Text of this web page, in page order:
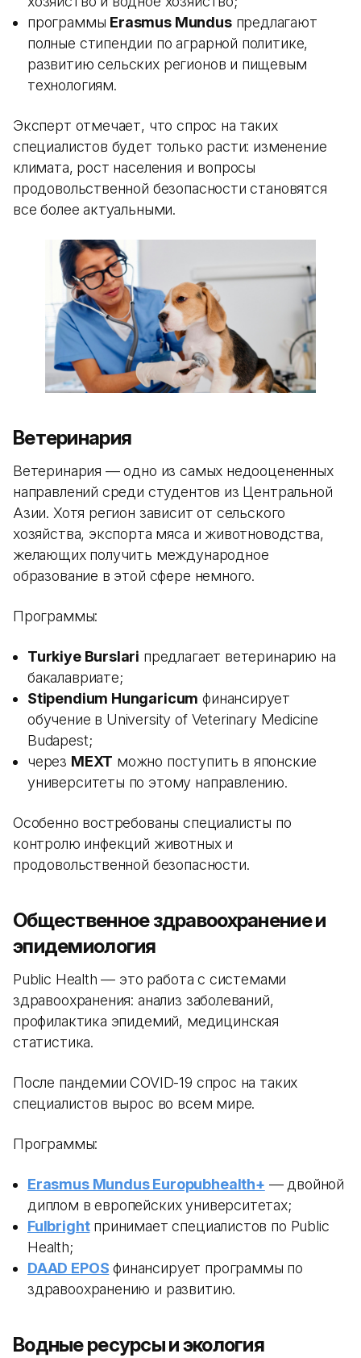
программы Erasmus Mundusпредлагают
полные стипендии по аграрной политике,
развитию сельских регионов и пищевым
технологиям.
Эксперт отмечает, что спрос на таких
специалистов будет только расти: изменение
климата, рост населения и вопросы
продовольственной безопасности становятся
все более актуальными.
Ветеринария
Ветеринария — одно из самых недооцененных
направлений среди студентов из Центральной
Азии. Хотя регион зависит от сельского
хозяйства, экспорта мяса и животноводства,
желающих получить международное
образование в этой сфере немного.
Программы:
Turkiye Burslari предлагает ветеринарию на
бакалавриате;
Stipendium Hungaricum финансирует
обучение в University of Veterinary Medicine
Budapest;
через MEXT можно поступить в японские
университеты по этому направлению.
Особенно востребованы специалисты по
контролю инфекций животных и
продовольственной безопасности.
Общественное здравоохранение и
эпидемиология
Public Health — это работа с системами
здравоохранения: анализ заболеваний,
профилактика эпидемий, медицинская
статистика.
После пандемии COVID-19 спрос на таких
специалистов вырос во всем мире.
Программы:
Erasmus Mundus Europubhealth+ — двойной
диплом в европейских университетах;
Fulbrightпринимает специалистов по Public
Health;
DAAD EPOS финансирует программы по
здравоохранению и развитию.
Водные ресурсы и экология